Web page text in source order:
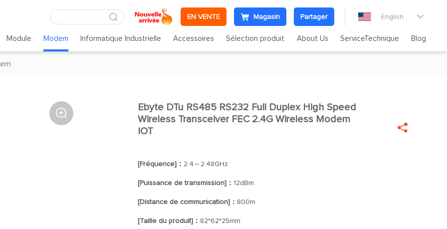
EN VENTE Magasin Partager English 
Module Modem Informatique Industrielle Accessoires Sélection produit About Us ServiceTechnique Blog
 
Ebyte DTu RS485 RS232 Full Duplex High Speed
Wireless Transceiver FEC 2.4G Wireless Modem
IOT

[Fréquence]： 2.4～2.48GHz
[Puissance de transmission]： 12dBm
[Distance de communication]： 800m
[Taille du produit]： 82*62*25mm